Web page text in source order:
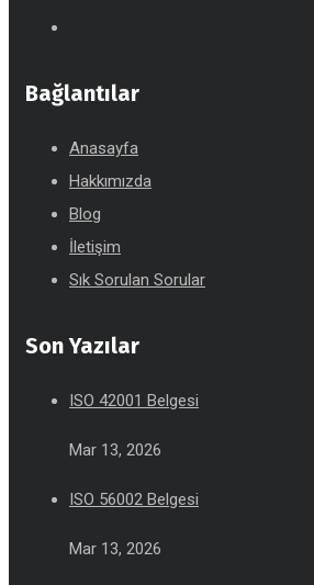
Bağlantılar
Anasayfa
Hakkımızda
Blog
İletişim
Sık Sorulan Sorular
Son Yazılar
ISO 42001 Belgesi
Mar 13, 2026
ISO 56002 Belgesi
Mar 13, 2026